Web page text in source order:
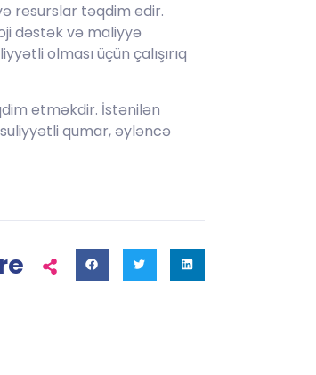
resurslar təqdim edir.
dəstək və maliyyə
olması üçün çalışırıq
etməkdir. İstənilən
qumar, əyləncə